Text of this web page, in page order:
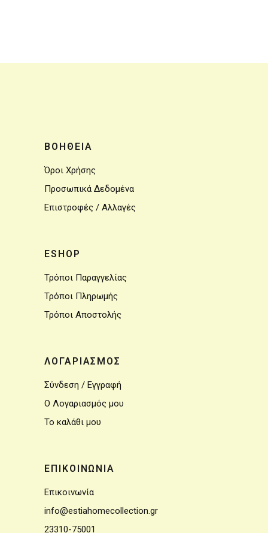
ΒΟΗΘΕΙΑ
Όροι Χρήσης
Προσωπικά Δεδομένα
Επιστροφές / Αλλαγές
ESHOP
Τρόποι Παραγγελίας
Τρόποι Πληρωμής
Τρόποι Αποστολής
ΛΟΓΑΡΙΑΣΜΟΣ
Σύνδεση / Εγγραφή
Ο Λογαριασμός μου
Το καλάθι μου
ΕΠΙΚΟΙΝΩΝΙΑ
Επικοινωνία
info@estiahomecollection.gr
23310-75001